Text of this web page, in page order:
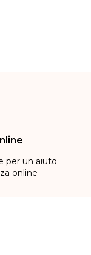
per un aiuto
online